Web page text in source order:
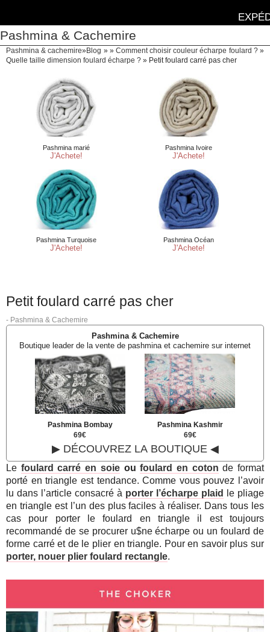
Pashmina & Cachemire
Pashmina & cachemire»Blog » » Comment choisir couleur écharpe foulard ? »
Quelle taille dimension foulard écharpe ? » Petit foulard carré pas cher
Petit foulard carré pas cher
- Pashmina & Cachemire
Pashmina & Cachemire
Boutique leader de la vente de pashmina et cachemire sur internet
Pashmina Bombay
69€
Pashmina Kashmir
69€
▶ DÉCOUVREZ LA BOUTIQUE ◀
Le foulard carré en soieoufoulard en coton de format
porté en triangle est tendance. Comme vous pouvez l’avoir
lu dans l’article consacré à porter l’écharpe plaid
le pliage
en triangle est l’un des plus faciles à réaliser. Dans tous les
cas pour porter le foulard en triangle il est toujours
recommandé de se procurer u$ne écharpe ou un foulard de
forme carré et de le plier en triangle. Pour en savoir plus sur
porter, nouer plier foulard rectangle.